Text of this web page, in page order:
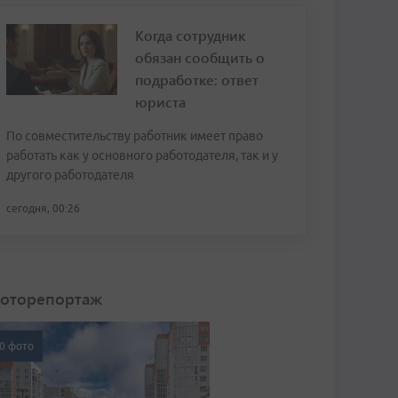
Когда сотрудник
обязан сообщить о
подработке: ответ
юриста
По совместительству работник имеет право
работать как у основного работодателя, так и у
другого работодателя
сегодня, 00:26
фото